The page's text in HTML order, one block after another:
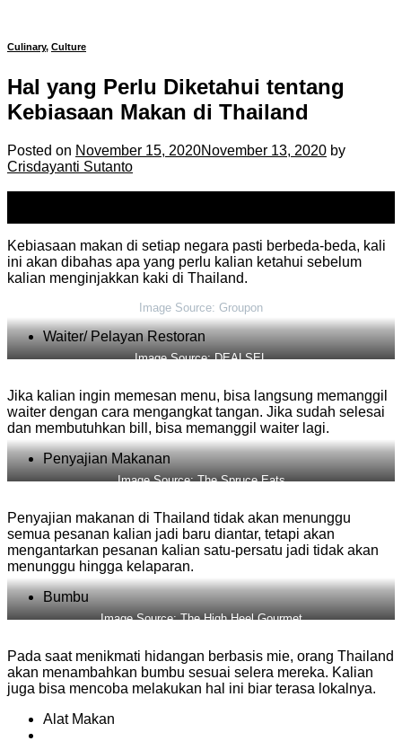
Culinary, Culture
Hal yang Perlu Diketahui tentang
Kebiasaan Makan di Thailand
Posted on November 15, 2020November 13, 2020 by
Crisdayanti Sutanto
Kebiasaan makan di setiap negara pasti berbeda-beda, kali
ini akan dibahas apa yang perlu kalian ketahui sebelum
kalian menginjakkan kaki di Thailand.
Image Source: Groupon
Waiter/ Pelayan Restoran
Image Source: DEALSEL
Jika kalian ingin memesan menu, bisa langsung memanggil
waiter dengan cara mengangkat tangan. Jika sudah selesai
dan membutuhkan bill, bisa memanggil waiter lagi.
Penyajian Makanan
Image Source: The Spruce Eats
Penyajian makanan di Thailand tidak akan menunggu
semua pesanan kalian jadi baru diantar, tetapi akan
mengantarkan pesanan kalian satu-persatu jadi tidak akan
menunggu hingga kelaparan.
Bumbu
Image Source: The High Heel Gourmet
Pada saat menikmati hidangan berbasis mie, orang Thailand
akan menambahkan bumbu sesuai selera mereka. Kalian
juga bisa mencoba melakukan hal ini biar terasa lokalnya.
Alat Makan